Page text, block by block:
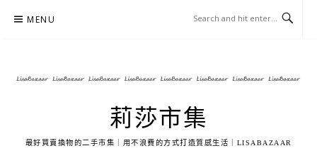
MENU
莉莎市集
最好買賣換物的二手市集｜用不浪費的方式打造質感生活｜LISABAZAAR